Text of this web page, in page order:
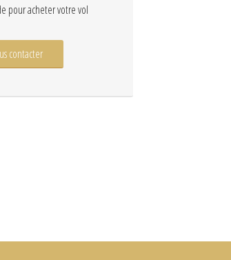
pour acheter votre vol
contacter